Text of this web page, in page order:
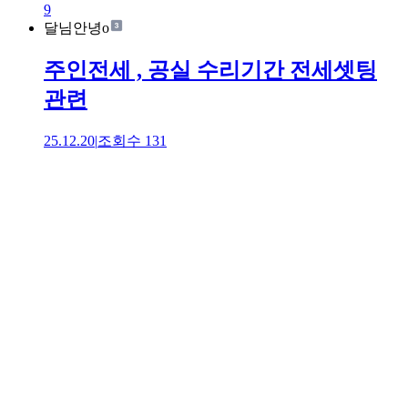
9
달님안녕o
주인전세 , 공실 수리기간 전세셋팅
관련
25.12.20|조회수 131